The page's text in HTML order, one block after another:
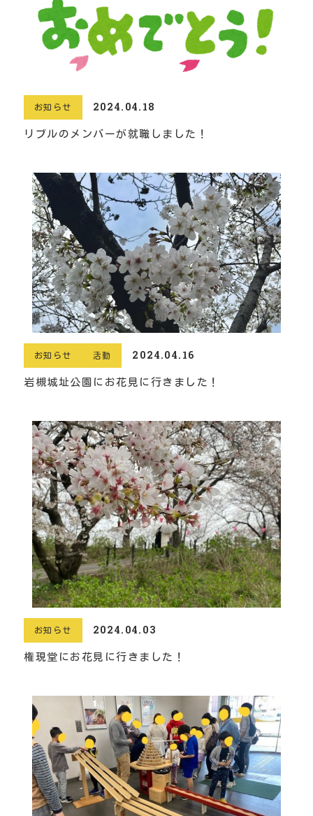
お知らせ 2024.04.18
リブルのメンバーが就職しました！
お知らせ 活動 2024.04.16
岩槻城址公園にお花見に行きました！
お知らせ 2024.04.03
権現堂にお花見に行きました！